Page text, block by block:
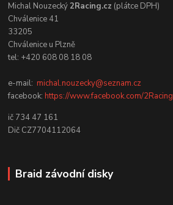
Michal Nouzecký2Racing.cz (plátce DPH)
Chválenice 41
33205
Chválenice u Plzně
tel: +420 608 08 18 08
e-mail:michal.nouzecky@seznam.cz
facebook:https://www.facebook.com/2Racing
ič 734 47 161
Dič CZ7704112064
Braid závodní disky